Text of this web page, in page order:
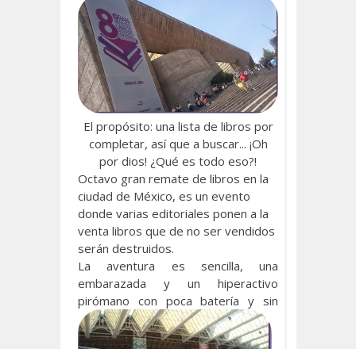
El propósito: una lista de libros por
completar, así que a buscar... ¡Oh
por dios! ¿Qué es todo eso?!
Octavo gran remate de libros en la
ciudad de México, es un evento
donde varias editoriales ponen a la
venta libros que de no ser vendidos
serán destruidos.
La aventura es sencilla, una
embarazada y un hiperactivo
pirómano con poca batería y sin